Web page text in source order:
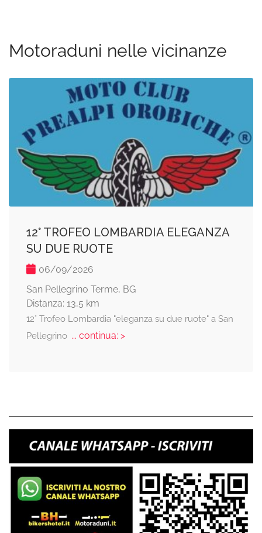
Motoraduni nelle vicinanze
12° TROFEO LOMBARDIA ELEGANZA
SU DUE RUOTE
06/09/2026
San Pellegrino Terme, BG
Distanza: 13,5 km
12° Trofeo Lombardia "eleganza su due ruote" a San
Pellegrino... continua: >